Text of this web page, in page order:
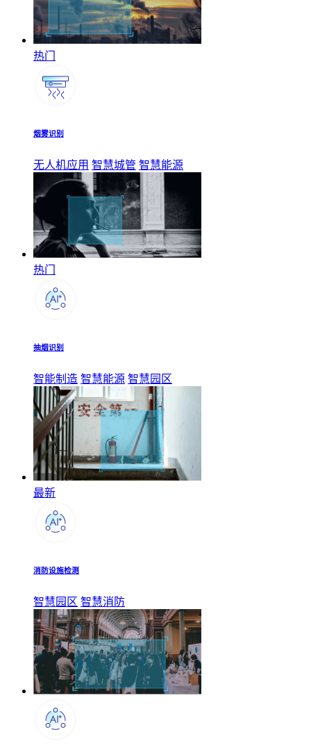
热门
烟雾识别
无人机应用 智慧城管 智慧能源
热门
抽烟识别
智能制造 智慧能源 智慧园区
最新
消防设施检测
智慧园区 智慧消防